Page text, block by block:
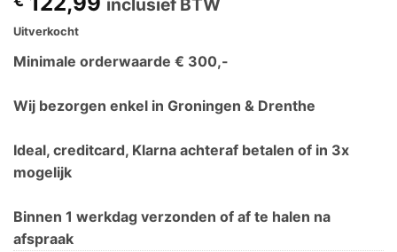
inclusief BTW
Uitverkocht
Minimale orderwaarde € 300,-
Wij bezorgen enkel in Groningen & Drenthe
Ideal, creditcard, Klarna achteraf betalen of in 3x
mogelijk
Binnen 1 werkdag verzonden of af te halen na
afspraak